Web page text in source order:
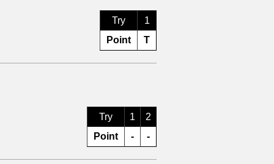
Try
Point
1
T
Try
Point
1
-
2
-